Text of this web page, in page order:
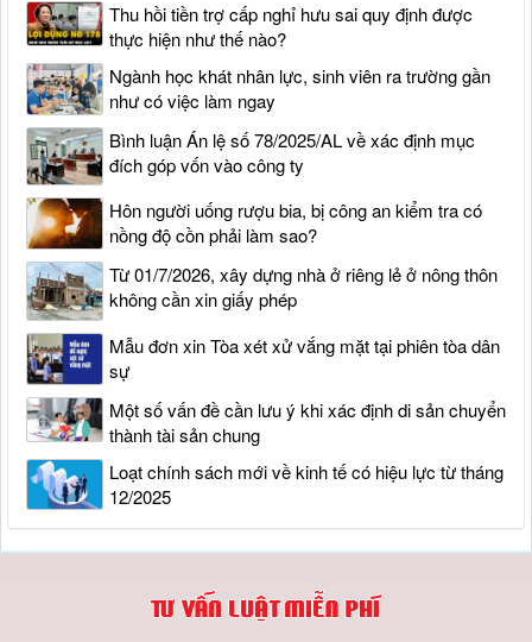
Thu hồi tiền trợ cấp nghỉ hưu sai quy định được
thực hiện như thế nào?
Ngành học khát nhân lực, sinh viên ra trường gần
như có việc làm ngay
Bình luận Án lệ số 78/2025/AL về xác định mục
đích góp vốn vào công ty
Hôn người uống rượu bia, bị công an kiểm tra có
nồng độ cồn phải làm sao?
Từ 01/7/2026, xây dựng nhà ở riêng lẻ ở nông thôn
không cần xin giấy phép
Mẫu đơn xin Tòa xét xử vắng mặt tại phiên tòa dân
sự
Một số vấn đề cần lưu ý khi xác định di sản chuyển
thành tài sản chung
Loạt chính sách mới về kinh tế có hiệu lực từ tháng
12/2025